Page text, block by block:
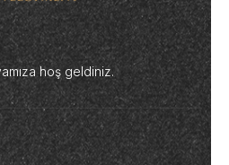
hoş geldiniz.